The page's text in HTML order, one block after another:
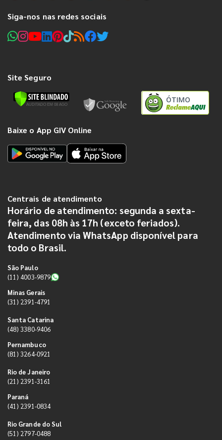
Siga-nos nas redes sociais
Site Seguro
ÓTIMO
Baixe o App GIV Online
Centrais de atendimento
Horário de atendimento: segunda a sexta-
feira, das 08h às 17h (exceto feriados).
Atendimento via WhatsApp disponível para
todo o Brasil.
São Paulo
(11) 4003-9879
Minas Gerais
(31) 2391-4791
Santa Catarina
(48) 3380-9406
Pernambuco
(81) 3264-0921
Rio de Janeiro
(21) 2391-3161
Paraná
(41) 2391-0834
Rio Grande do Sul
(51) 2797-0488